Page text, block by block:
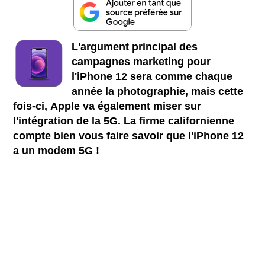
L'argument principal des
campagnes marketing pour
l'iPhone 12 sera comme chaque
année la photographie, mais cette
fois-ci, Apple va également miser sur
l'intégration de la 5G. La firme californienne
compte bien vous faire savoir que l'iPhone 12
a un modem 5G !